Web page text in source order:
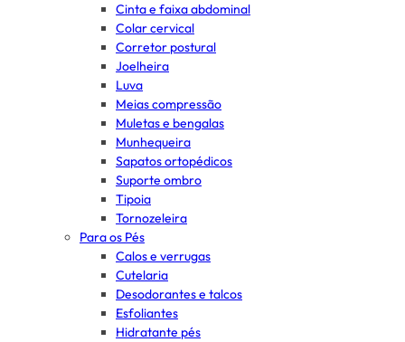
Cinta e faixa abdominal
Colar cervical
Corretor postural
Joelheira
Luva
Meias compressão
Muletas e bengalas
Munhequeira
Sapatos ortopédicos
Suporte ombro
Tipoia
Tornozeleira
Para os Pés
Calos e verrugas
Cutelaria
Desodorantes e talcos
Esfoliantes
Hidratante pés